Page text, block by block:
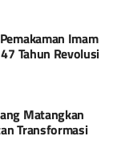
Imam
Tahun Revolusi
Matangkan
Transformasi